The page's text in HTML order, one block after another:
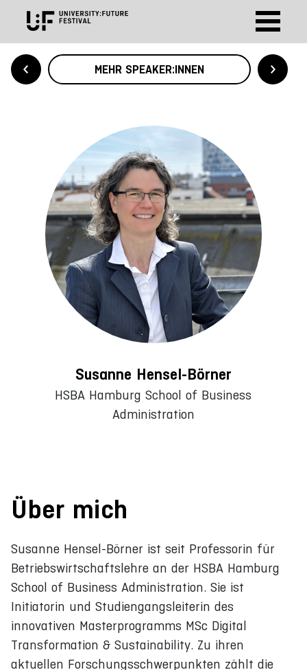
MEHR SPEAKER:INNEN
Susanne Hensel-Börner
HSBA Hamburg School of Business
Administration
Über mich
Susanne Hensel-Börner ist seit Professorin für
Betriebswirtschaftslehre an der HSBA Hamburg
School of Business Administration. Sie ist
Initiatorin und Studiengangsleiterin des
innovativen Masterprogramms MSc Digital
Transformation & Sustainability. Zu ihren
aktuellen Forschungsschwerpunkten zählt die